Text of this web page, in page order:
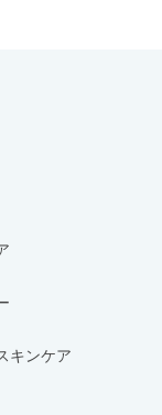
キンケア